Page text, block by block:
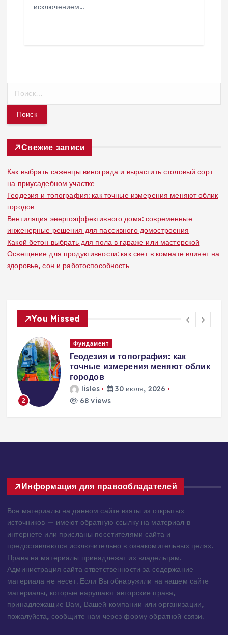
исключением…
т
Свежие записи
Как выбрать саженцы винограда и вырастить столовый сорт
на приусадебном участке
Геодезия и топография: как точные измерения меняют облик
городов
Вентиляция энергоэффективного дома: современные
инженерные решения для пассивного домостроения
Какой бетон выбрать для пола в гараже или мастерской
Освещение для продуктивности: как свет в комнате влияет на
здоровье, сон и работоспособность
You Missed
Вентиляция
Вентиляция
энергоэффективного дома:
современные инженерные
решения для пассивного
домостроения
Информация для правообладателей
Все материалы на данном сайте взяты из открытых
источников — имеют обратную ссылку на материал в
интернете или присланы посетителями сайта и
предоставляются исключительно в ознакомительных целях.
Права на материалы принадлежат их владельцам.
Администрация сайта ответственности за содержание
материала не несет. Если Вы обнаружили на нашем сайте
материалы, которые нарушают авторские права,